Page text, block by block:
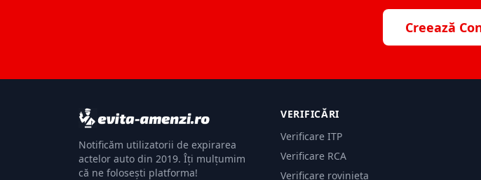
Creează
Notificăm utilizatorii de expirarea
actelor auto din 2019. Îți mulțumim
că ne folosești platforma!
VERIFICĂRI
Verificare ITP
Verificare RCA
Verificare rovinieta